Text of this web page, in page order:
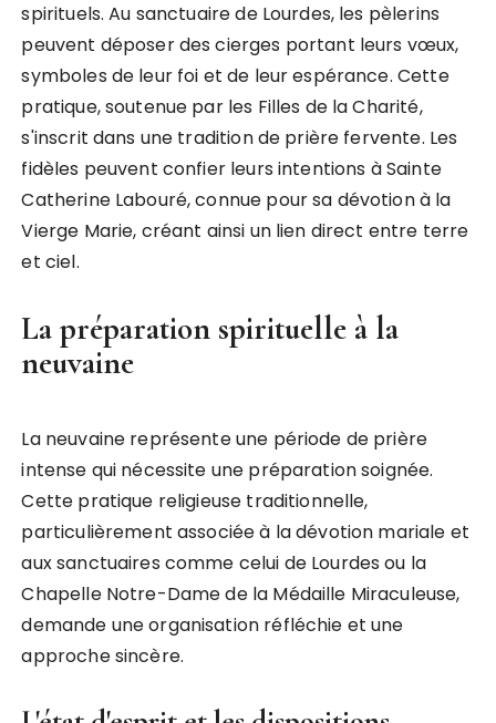
spirituels. Au sanctuaire de Lourdes, les pèlerins
peuvent déposer des cierges portant leurs vœux,
symboles de leur foi et de leur espérance. Cette
pratique, soutenue par les Filles de la Charité,
s'inscrit dans une tradition de prière fervente. Les
fidèles peuvent confier leurs intentions à Sainte
Catherine Labouré, connue pour sa dévotion à la
Vierge Marie, créant ainsi un lien direct entre terre
et ciel.
La préparation spirituelle à la
neuvaine
La neuvaine représente une période de prière
intense qui nécessite une préparation soignée.
Cette pratique religieuse traditionnelle,
particulièrement associée à la dévotion mariale et
aux sanctuaires comme celui de Lourdes ou la
Chapelle Notre-Dame de la Médaille Miraculeuse,
demande une organisation réfléchie et une
approche sincère.